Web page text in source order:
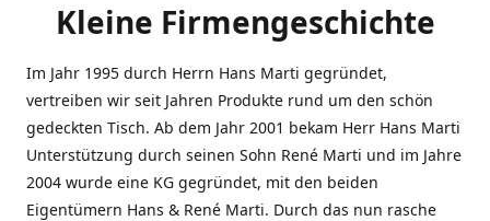
Kleine Firmengeschichte
Im Jahr 1995 durch Herrn Hans Marti gegründet,
vertreiben wir seit Jahren Produkte rund um den schön
gedeckten Tisch. Ab dem Jahr 2001 bekam Herr Hans Marti
Unterstützung durch seinen Sohn René Marti und im Jahre
2004 wurde eine KG gegründet, mit den beiden
Eigentümern Hans & René Marti. Durch das nun rasche